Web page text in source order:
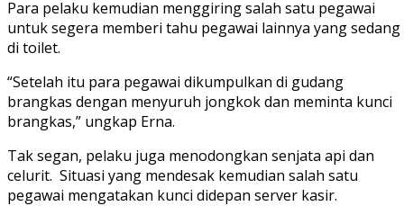
Para pelaku kemudian menggiring salah satu pegawai
untuk segera memberi tahu pegawai lainnya yang sedang
di toilet.
“Setelah itu para pegawai dikumpulkan di gudang
brangkas dengan menyuruh jongkok dan meminta kunci
brangkas,” ungkap Erna.
Tak segan, pelaku juga menodongkan senjata api dan
celurit. Situasi yang mendesak kemudian salah satu
pegawai mengatakan kunci didepan server kasir.